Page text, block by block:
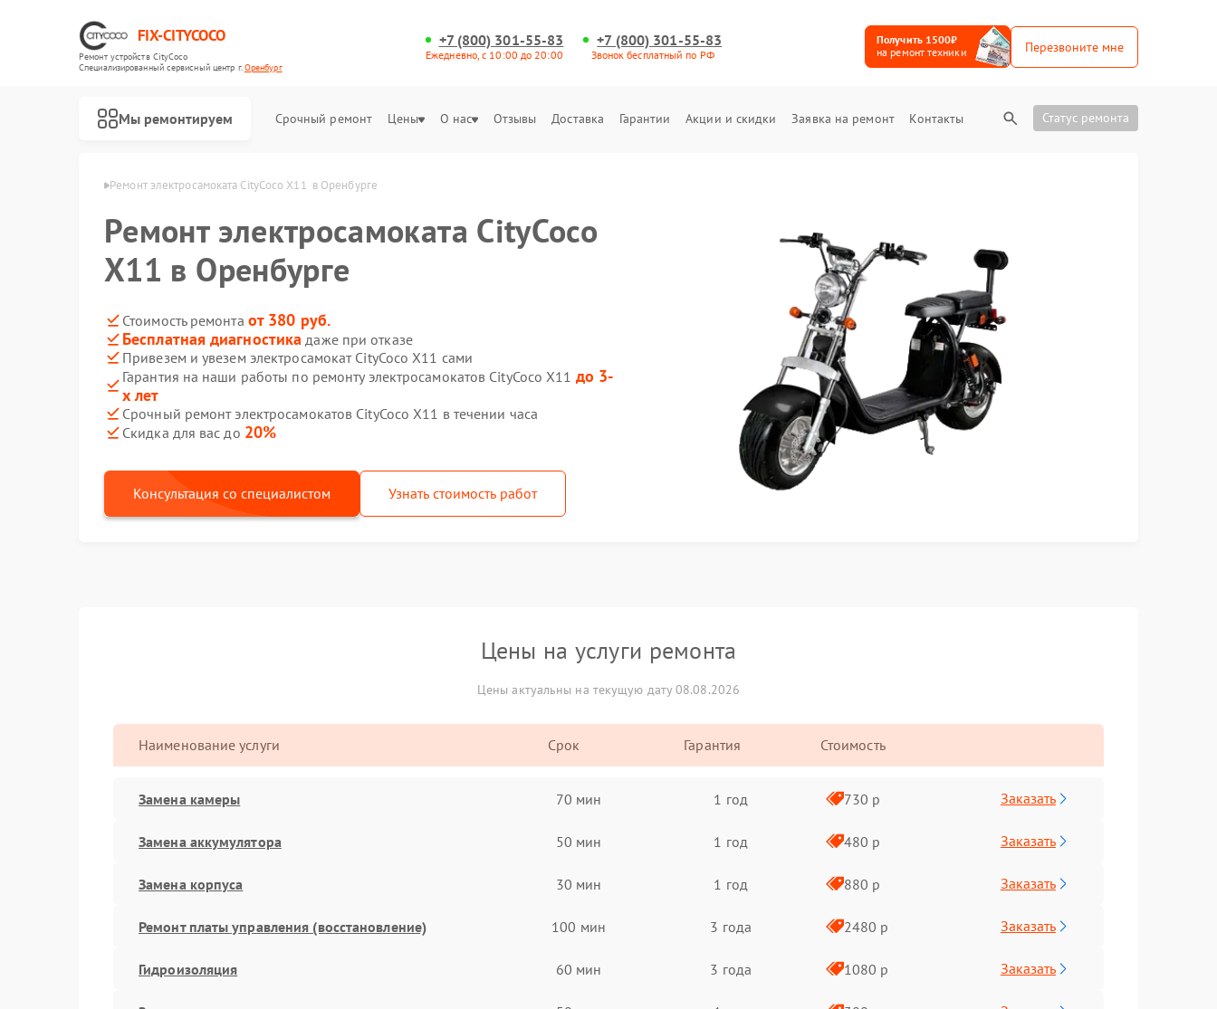
FIX-CITYCOCO
Ремонт устройств CityCoco
Специализированный cервисный центр г.Оренбург
+7 (800) 301-55-83
Ежедневно, с 10:00 до 20:00
+7 (800) 301-55-83
Звонок бесплатный по РФ
Получить 1500₽
на ремонт техники
Перезвоните мне
Мы ремонтируем Срочный ремонт Цены О нас Отзывы Доставка Гарантии Акции и скидки Заявка на ремонт Контакты Статус ремонта
в Оренбурге Ремонт электросамоката CityCoco X11  в Оренбурге
Ремонт электросамоката CityCoco
X11 в Оренбурге
Стоимость ремонта от 380 руб.
Бесплатная диагностика даже при отказе
Привезем и увезем электросамокат CityCoco X11 сами
Гарантия на наши работы по ремонту электросамокатов CityCoco X11 до 3-
х лет
Срочный ремонт электросамокатов CityCoco X11 в течении часа
Скидка для вас до 20%
Консультация со специалистом Узнать стоимость работ
Цены на услуги ремонта
Цены актуальны на текущую дату 08.08.2026
Наименование услуги Срок Гарантия Стоимость
Замена камеры 70 мин 1 год 730 р Заказать
Замена аккумулятора 50 мин 1 год 480 р Заказать
Замена корпуса 30 мин 1 год 880 р Заказать
Ремонт платы управления (восстановление) 100 мин 3 года 2480 р Заказать
Гидроизоляция 60 мин 3 года 1080 р Заказать